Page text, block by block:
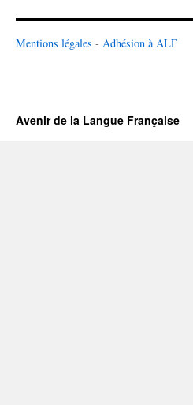
Mentions légales - Adhésion à ALF
Avenir de la Langue Française